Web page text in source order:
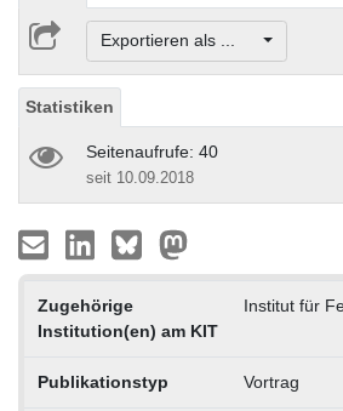
Exportieren als ...
Statistiken
Seitenaufrufe: 40
seit 10.09.2018
Zugehörige
Institution(en) am KIT
Institut für
Publikationstyp Vortrag